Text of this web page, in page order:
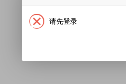
请先登录